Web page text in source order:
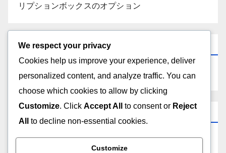
リプションボックスのオプション
検索
カテゴリ
We respect your privacy
Cookies help us improve your experience, deliver
personalized content, and analyze traffic. You can
choose which cookies to allow by clicking
Customize. Click Accept All to consent or Reject
All
to decline non-essential cookies.
Customize